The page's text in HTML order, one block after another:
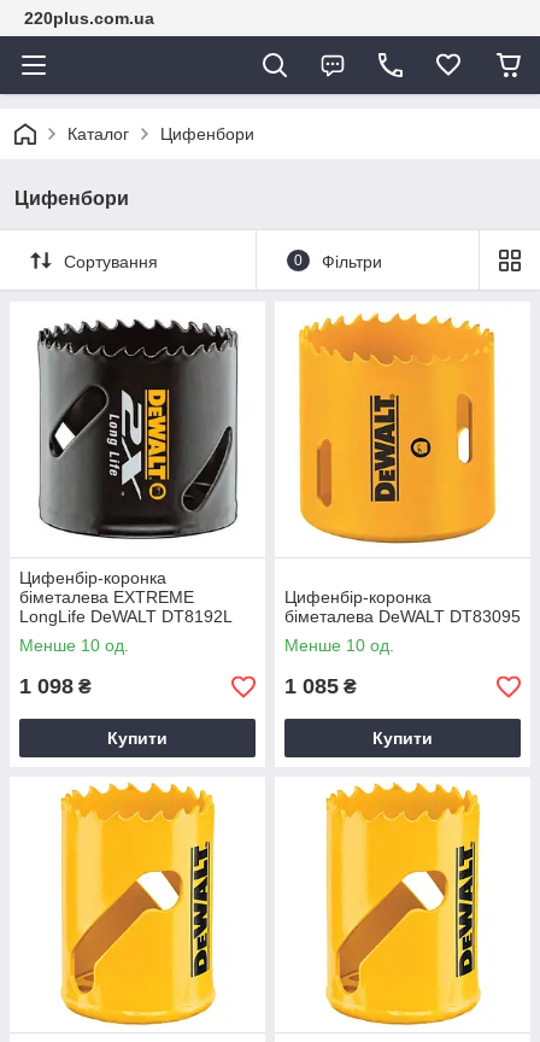
220plus.com.ua
Каталог Цифенбори
Цифенбори
Сортування 0 Фільтри
Цифенбір-коронка
біметалева EXTREME
LongLife DeWALT DT8192L
Менше 10 од.
1 098 ₴
Купити
Цифенбір-коронка
біметалева DeWALT DT83095
Менше 10 од.
1 085 ₴
Купити